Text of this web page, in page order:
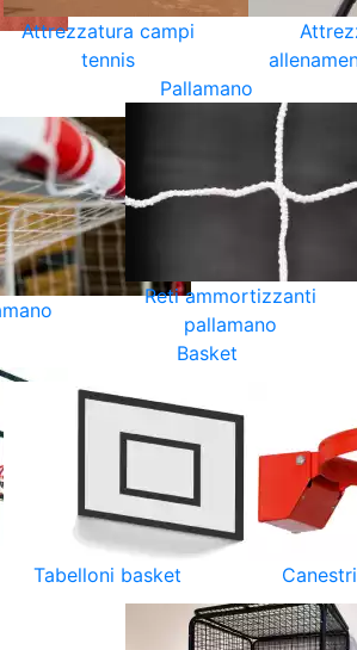
Attrezzatura campi
tennis
Pallamano
Reti ammortizzanti
pallamano
Basket
Tabelloni basket